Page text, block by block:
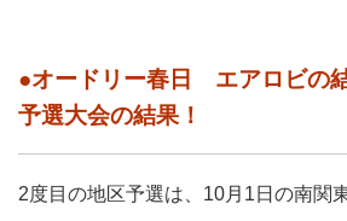
●オードリー春日 エアロビの
予選大会の結果！
2度目の地区予選は、10月1日の南関